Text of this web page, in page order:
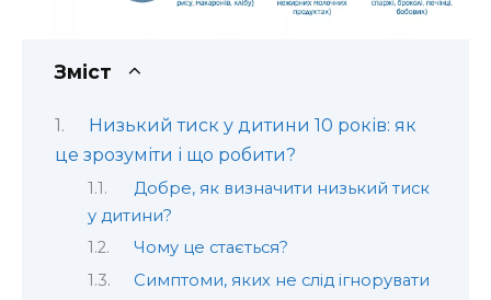
Зміст
Низький тиск у дитини 10 років: як
це зрозуміти і що робити?
Добре, як визначити низький тиск
у дитини?
Чому це стається?
Симптоми, яких не слід ігнорувати